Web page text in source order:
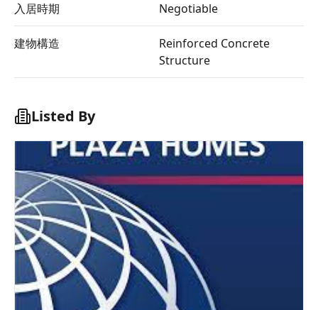
入居時期 Negotiable
建物構造
Reinforced Concrete
Structure
Listed By